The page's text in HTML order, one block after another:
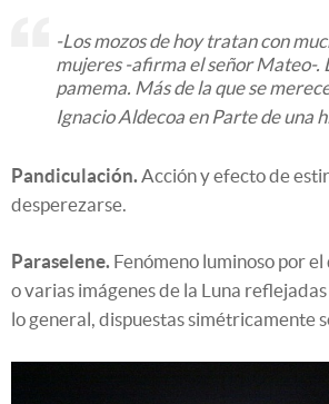
-Los mozos de hoy tratan con
mujeres -afirma el señor Mateo-.
pamema. Más de la que se
Ignacio Aldecoa en Parte de una
Pandiculación.Acción y efecto de
desperezarse.
Paraselene. Fenómeno luminoso por
o varias imágenes de la Luna
lo general, dispuestas simétricamente